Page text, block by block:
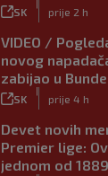
SK prije 2 h
VIDEO /
novog
zabijao u
SK prije 4 h
Devet novih
Premier lige:
jednom od